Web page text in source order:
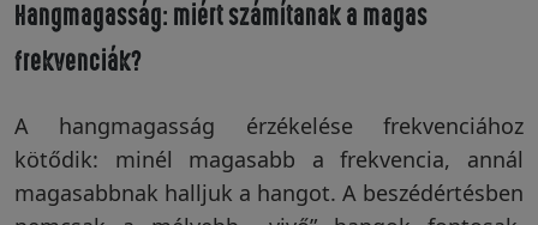
Rólunk
Szállítás,
szerviz
Hangmagasság: miért számítanak a magas
frekvenciák?
A hangmagasság érzékelése frekvenciához
kötődik: minél magasabb a frekvencia, annál
magasabbnak halljuk a hangot. A beszédértésben